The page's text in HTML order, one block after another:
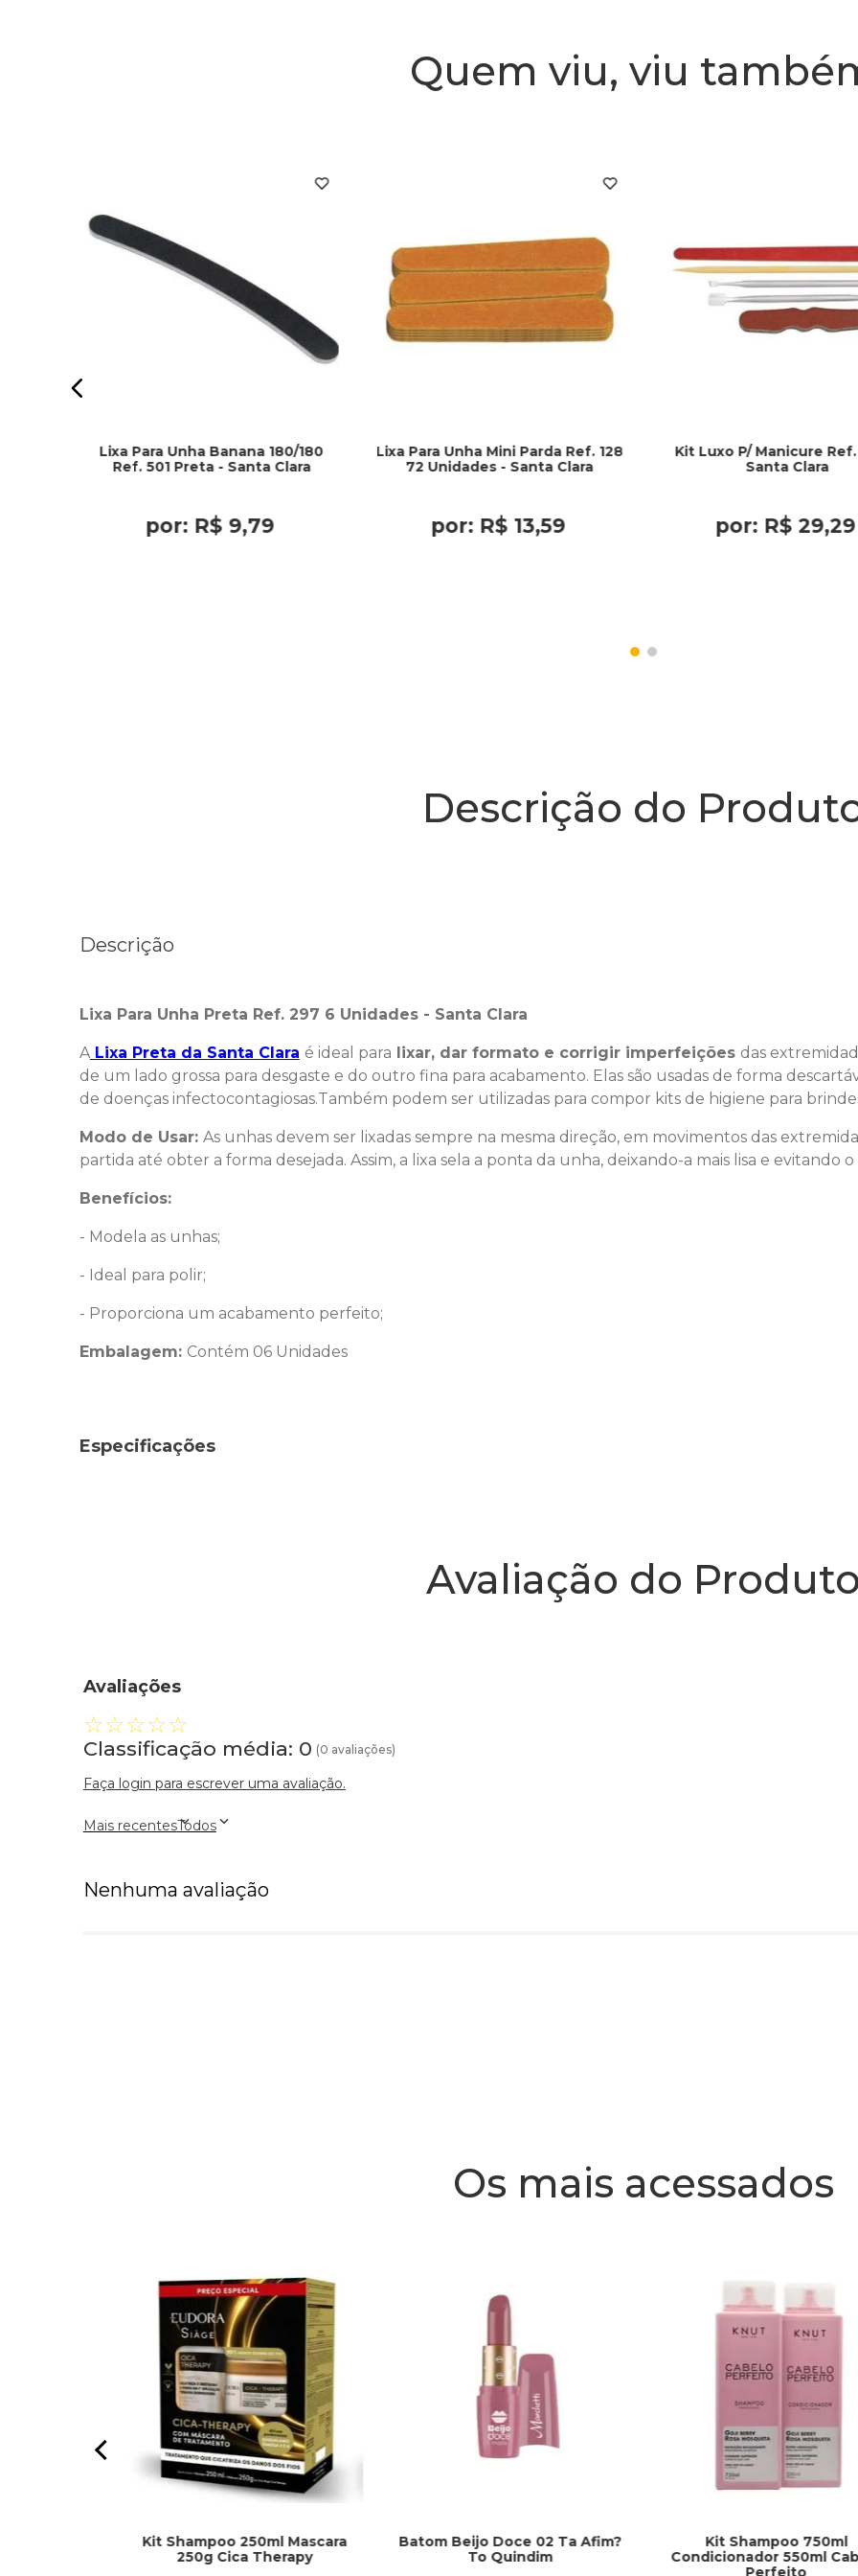
Quem viu, viu
Lixa Para Unha Banana 180/180
Ref. 501 Preta - Santa Clara
por: R$ 9,79
Lixa Para Unha Mini Parda Ref. 128
72 Unidades - Santa Clara
por: R$ 13,59
Kit Luxo P/ Manicure
Santa Clara
por: R$ 29,29
Descrição do
Descrição
Lixa Para Unha Preta Ref. 297 6 Unidades - Santa Clara
ALixa Preta da Santa Clara é ideal para lixar, dar formato e corrigir imperfeições das
de um lado grossa para desgaste e do outro fina para acabamento. Elas são usadas de forma
de doenças infectocontagiosas.Também podem ser utilizadas para compor kits de higiene para
Modo de Usar: As unhas devem ser lixadas sempre na mesma direção, em movimentos das
partida até obter a forma desejada. Assim, a lixa sela a ponta da unha, deixando-a mais lisa e evitando
Benefícios:
- Modela as unhas;
- Ideal para polir;
- Proporciona um acabamento perfeito;
Embalagem: Contém 06 Unidades
Especificações
Avaliação do
Avaliações
☆☆☆☆☆
Classificação média: 0 (0 avaliações)
Faça login para escrever uma avaliação.
Mais recentesTodos
Nenhuma avaliação
Os mais acessados
Kit Shampoo 250ml Mascara
250g Cica Therapy
Batom Beijo Doce 02 Ta Afim?
To Quindim
Kit Shampoo 750ml
Condicionador 550ml